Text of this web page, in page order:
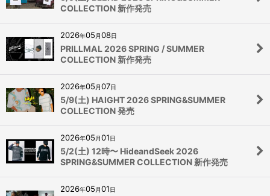
COLLECTION 新作発売
2026年05 月08日
PRILLMAL 2026 SPRING / SUMMER
COLLECTION 新作発売
2026年05 月07日
5/9(土) HAIGHT 2026 SPRING&SUMMER
COLLECTION 発売
2026年05 月01日
5/2(土) 12時〜 HideandSeek 2026
SPRING&SUMMER COLLECTION 新作発売
2026年05 月01日